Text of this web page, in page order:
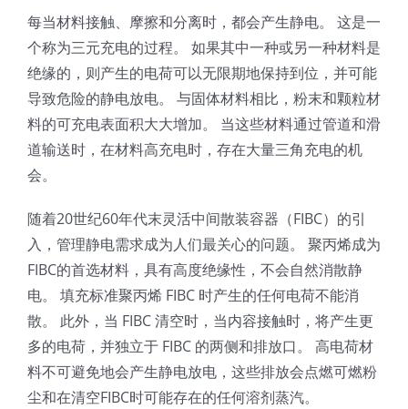
每当材料接触、摩擦和分离时，都会产生静电。 这是一
个称为三元充电的过程。 如果其中一种或另一种材料是
绝缘的，则产生的电荷可以无限期地保持到位，并可能
导致危险的静电放电。 与固体材料相比，粉末和颗粒材
料的可充电表面积大大增加。 当这些材料通过管道和滑
道输送时，在材料高充电时，存在大量三角充电的机
会。
随着20世纪60年代末灵活中间散装容器（FIBC）的引
入，管理静电需求成为人们最关心的问题。 聚丙烯成为
FIBC的首选材料，具有高度绝缘性，不会自然消散静
电。 填充标准聚丙烯 FIBC 时产生的任何电荷不能消
散。 此外，当 FIBC 清空时，当内容接触时，将产生更
多的电荷，并独立于 FIBC 的两侧和排放口。 高电荷材
料不可避免地会产生静电放电，这些排放会点燃可燃粉
尘和在清空FIBC时可能存在的任何溶剂蒸汽。